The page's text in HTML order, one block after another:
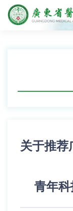
关于推荐
青年